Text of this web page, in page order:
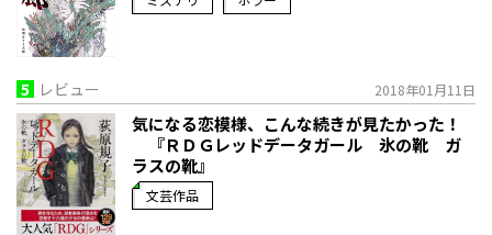
5 レビュー 2018年01月11日
気になる恋模様、こんな続きが見たかった！
『ＲＤＧレッドデータガール 氷の靴 ガ
ラスの靴』
文芸作品